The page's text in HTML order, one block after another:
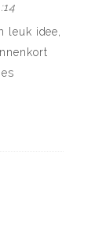
leuk idee,